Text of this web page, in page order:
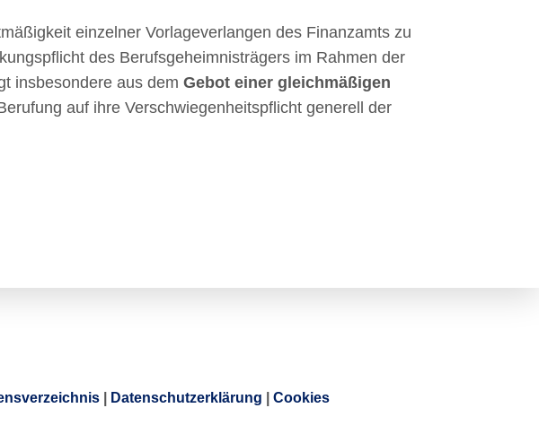
einzelner Vorlageverlangen des Finanzamts zu
des Berufsgeheimnisträgers im Rahmen der
insbesondere aus dem Gebot einer gleichmäßigen
auf ihre Verschwiegenheitspflicht generell der
| Datenschutzerklärung Cookies